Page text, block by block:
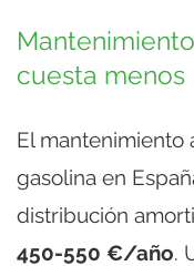
cuesta menos
El mantenimiento
gasolina en
distribución
450-550 €/año.